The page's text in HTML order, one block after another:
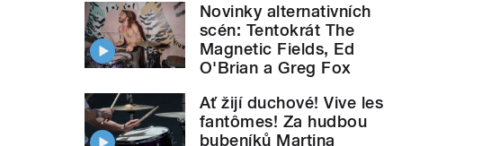
Novinky alternativních
scén: Tentokrát The
Magnetic Fields, Ed
O'Brian a Greg Fox
Ať žijí duchové! Vive les
fantômes! Za hudbou
bubeníků Martina